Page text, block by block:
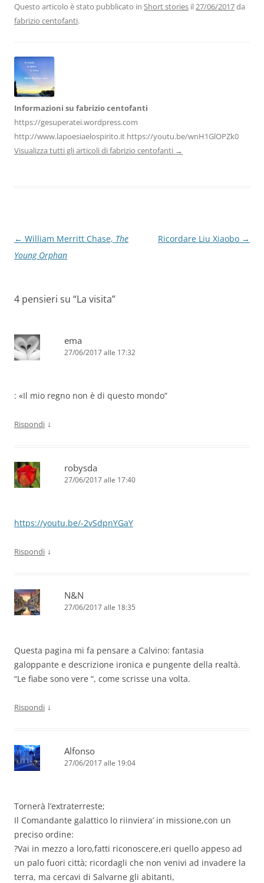
b
o
o
k
dI A a vi
Questo articolo è stato pubblicato in Short stories il27/06/2017da
fabrizio centofanti.
Informazioni su fabrizio centofanti
https://gesuperatei.wordpress.com
http://www.lapoesiaelospirito.it https://youtu.be/wnH1GlOPZk0
Visualizza tutti gli articoli di fabrizio centofanti →
Navigazione
articolo
← William Merritt Chase, The
Young Orphan
Ricordare Liu Xiaobo →
4 pensieri su “La visita”
ema
27/06/2017 alle 17:32
: «Il mio regno non è di questo mondo”
Rispondi ↓
robysda
27/06/2017 alle 17:40
https://youtu.be/-2vSdpnYGaY
Rispondi ↓
N&N
27/06/2017 alle 18:35
Questa pagina mi fa pensare a Calvino: fantasia
galoppante e descrizione ironica e pungente della realtà.
“Le fiabe sono vere “, come scrisse una volta.
Rispondi ↓
Alfonso
27/06/2017 alle 19:04
Tornerà l’extraterreste;
Il Comandante galattico lo riinviera’ in missione,con un
preciso ordine:
?Vai in mezzo a loro,fatti riconoscere,eri quello appeso ad
un palo fuori città; ricordagli che non venivi ad invadere la
terra, ma cercavi di Salvarne gli abitanti,